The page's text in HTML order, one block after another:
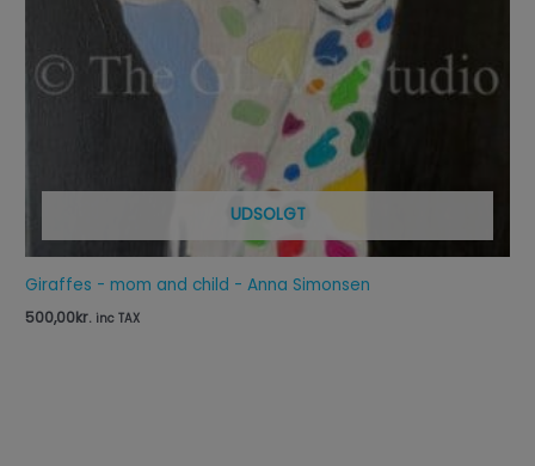
UDSOLGT
Giraffes - mom and child - Anna Simonsen
500,00kr. inc TAX